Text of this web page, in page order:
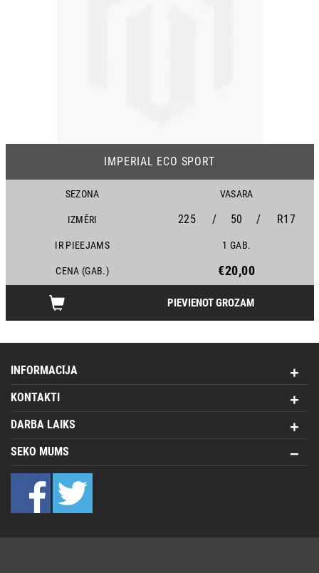
IMPERIAL ECO SPORT
SEZONA VASARA
IZMĒRI 225 / 50 / R17
IR PIEEJAMS 1 GAB.
CENA (GAB.) €20,00
PIEVIENOT GROZAM
INFORMACĪJA
KONTAKTI
DARBA LAIKS
SEKO MUMS